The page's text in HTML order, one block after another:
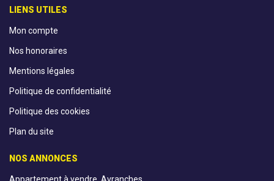
LIENS UTILES
Mon compte
Nos honoraires
Mentions légales
Politique de confidentialité
Politique des cookies
Plan du site
NOS ANNONCES
Appartement à vendre, Avranches